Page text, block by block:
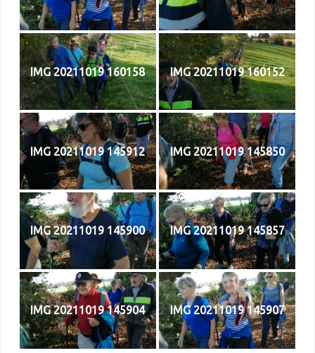
IMG 20211019 160158 IMG 20211019 160152
IMG 20211019 145912 IMG 20211019 145850
IMG 20211019 145900 IMG 20211019 145857
IMG 20211019 145904 IMG 20211019 145907